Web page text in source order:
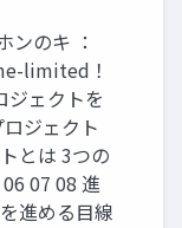
ンのキ ：
limited！
ジェクトを
ジェクト
とは 3つの
07 08 進
進める目線